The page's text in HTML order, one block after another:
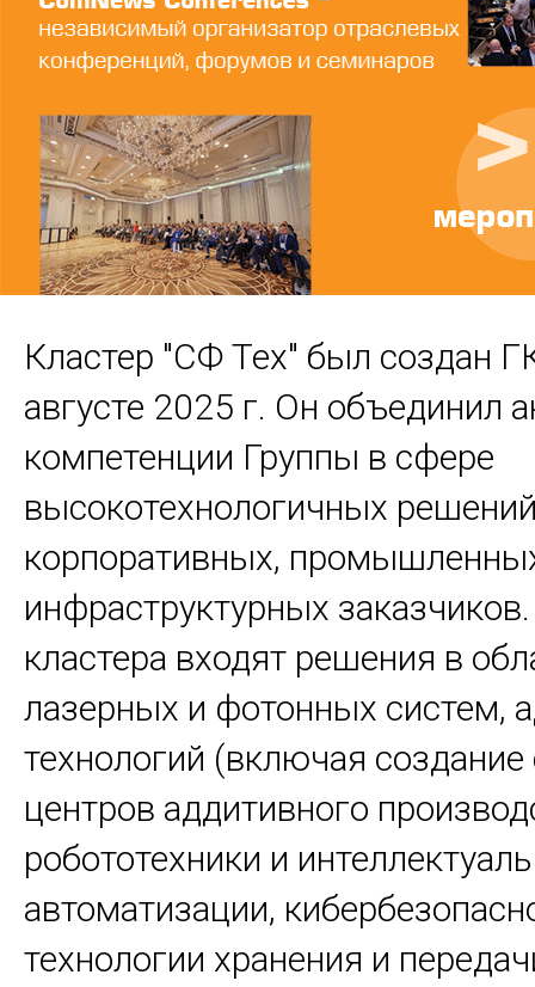
Кластер "СФ Тех" был создан
августе 2025 г. Он объединил
компетенции Группы в сфере
высокотехнологичных
корпоративных,
инфраструктурных
кластера входят решения в
лазерных и фотонных систем,
технологий (включая создание
центров аддитивного
робототехники и
автоматизации,
технологии хранения и